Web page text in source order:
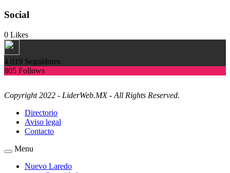
Social
0 Likes
4.019 Seguidores
805 Follows
Copyright 2022 - LiderWeb.MX - All Rights Reserved.
Directorio
Aviso legal
Contacto
Menu
Nuevo Laredo